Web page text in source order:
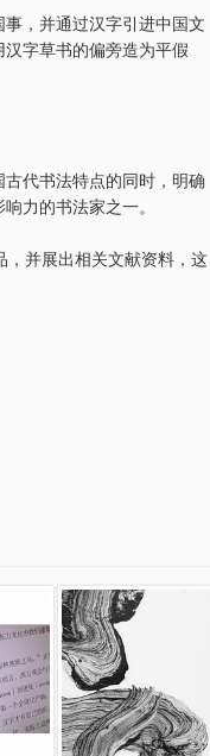
，并通过汉字引进中国文
字草书的偏旁造为平假
代书法特点的同时，明确
力的书法家之一。
，并展出相关文献资料，这